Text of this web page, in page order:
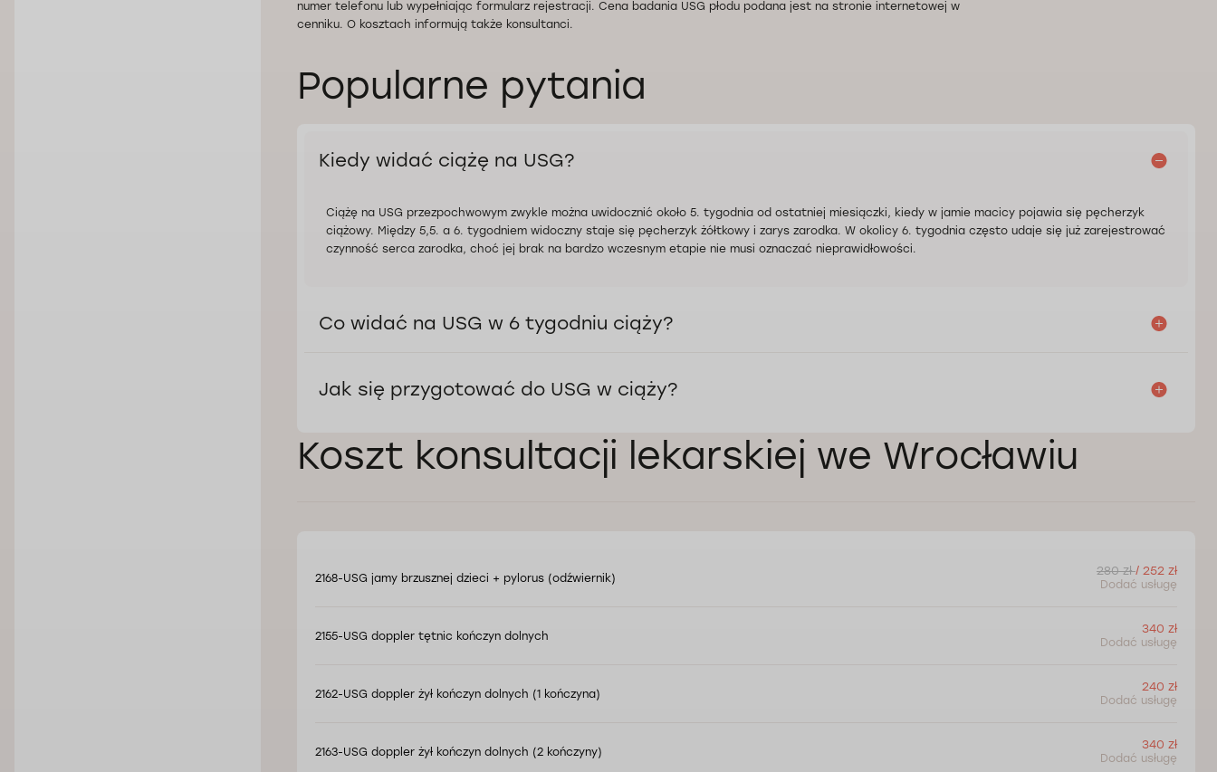
numer telefonu lub wypełniając formularz rejestracji. Cena badania USG płodu podana jest na stronie internetowej w
cenniku. O kosztach informują także konsultanci.
Popularne pytania
Kiedy widać ciążę na USG?
Ciążę na USG przezpochwowym zwykle można uwidocznić około 5. tygodnia od ostatniej miesiączki, kiedy w jamie macicy pojawia się pęcherzyk
ciążowy. Między 5,5. a 6. tygodniem widoczny staje się pęcherzyk żółtkowy i zarys zarodka. W okolicy 6. tygodnia często udaje się już zarejestrować
czynność serca zarodka, choć jej brak na bardzo wczesnym etapie nie musi oznaczać nieprawidłowości.
Co widać na USG w 6 tygodniu ciąży?
Jak się przygotować do USG w ciąży?
Koszt konsultacji lekarskiej we Wrocławiu
2168-USG jamy brzusznej dzieci + pylorus (odźwiernik)
280 zł/ 252 zł
Dodać usługę
2155-USG doppler tętnic kończyn dolnych
340 zł
Dodać usługę
2162-USG doppler żył kończyn dolnych (1 kończyna)
240 zł
Dodać usługę
2163-USG doppler żył kończyn dolnych (2 kończyny)
340 zł
Dodać usługę